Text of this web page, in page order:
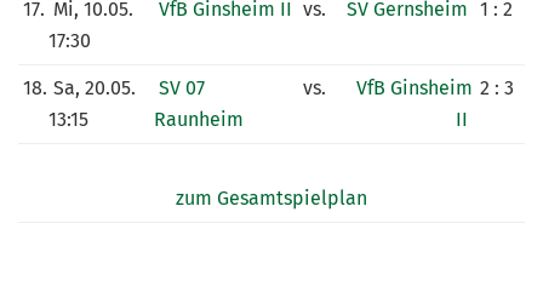
17. Mi, 10.05.
17:30
VfB Ginsheim II vs. SV Gernsheim 1 : 2
18. Sa, 20.05.
13:15
SV 07
Raunheim
vs.
VfB Ginsheim
II
2 : 3
zum Gesamtspielplan